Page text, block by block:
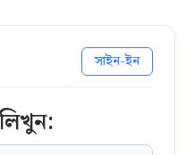
সাইন-ইন